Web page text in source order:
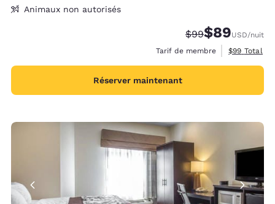
Animaux non autorisés
Tarif barré :
$99Tarif réduit :
$89USD/nuit
Tarif de membre
Afficher les
$99 Total
Réserver maintenant